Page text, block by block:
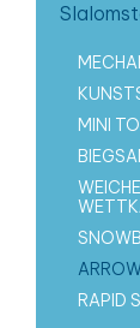
MINI
RAPID